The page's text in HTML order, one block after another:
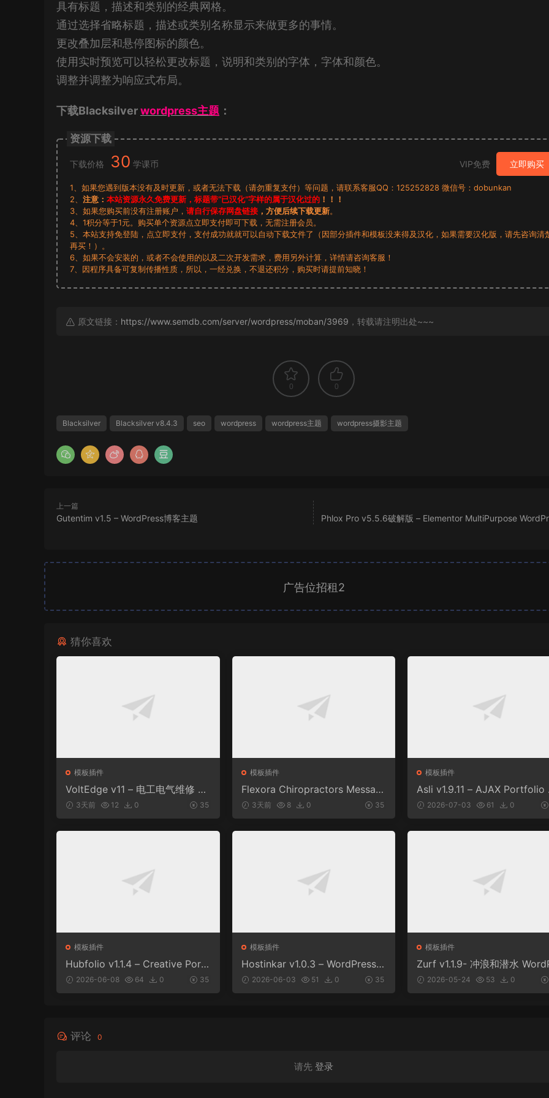
具有标题，描述和类别的经典网格。
通过选择省略标题，描述或类别名称显示来做更多的事情。
更改叠加层和悬停图标的颜色。
使用实时预览可以轻松更改标题，说明和类别的字体，字体和颜色。
调整并调整为响应式布局。
下载Blacksilverwordpress主题 ：
资源下载
下载价格 30 学课币 VIP免费 立即购买
1、如果您遇到版本没有及时更新，或者无法下载（请勿重复支付）等问题，请联系客服QQ：125252828 微信号：dobunkan
2、 注意： 本站资源永久免费更新，标题带“已汉化”字样的属于汉化过的 ！！！
3、如果您购买前没有注册账户， 请自行保存网盘链接 ，方便后续下载更新。
4、1积分等于1元。购买单个资源点立即支付即可下载，无需注册会员。
5、本站支持免登陆，点立即支付，支付成功就就可以自动下载文件了（因部分插件和模板没来得及汉化，如果需要汉化版，请先咨询清
再买！）。
6、如果不会安装的，或者不会使用的以及二次开发需求，费用另外计算，详情请咨询客服！
7、因程序具备可复制传播性质，所以，一经兑换，不退还积分，购买时请提前知晓！
原文链接： https://www.semdb.com/server/wordpress/moban/3969 ，转载请注明出处~~~
0 0
Blacksilver Blacksilver v8.4.3 seo wordpress wordpress主题 wordpress摄影主题
上一篇
Gutentim v1.5 – WordPress博客主题
Phlox Pro v5.5.6破解版 – Elementor MultiPurpose
广告位招租2
猜你喜欢
模板插件
VoltEdge v11 – 电工电气维修 W
ordPress 主题
3天前 12 0 35
模板插件
Flexora Chiropractors Messag
e and Physical Therapists Wor
3天前 8 0 35
模板插件
Asli v1.9.11 – AJAX Portfolio
ementor WordPress Theme
2026-07-03 61 0
模板插件
Hubfolio v1.1.4 – Creative Portf
olio & Digital Agency WordPre
2026-06-08 64 0 35
模板插件
Hostinkar v1.0.3 – WordPress &
WHMCS 主题
2026-06-03 51 0 35
模板插件
Zurf v1.1.9- 冲浪和潜水
ess主题
2026-05-24 53 0
评论 0
请先 登录